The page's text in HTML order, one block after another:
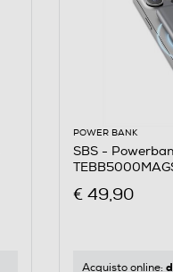
POWER BANK
SBS -
€ 49,90
Acquisto online: